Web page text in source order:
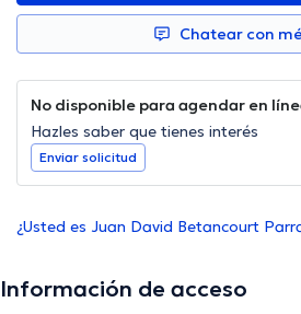
Chatear con
No disponible para agendar en
Hazles saber que tienes interés
Enviar solicitud
¿Usted es Juan David Betancourt
Información de acceso